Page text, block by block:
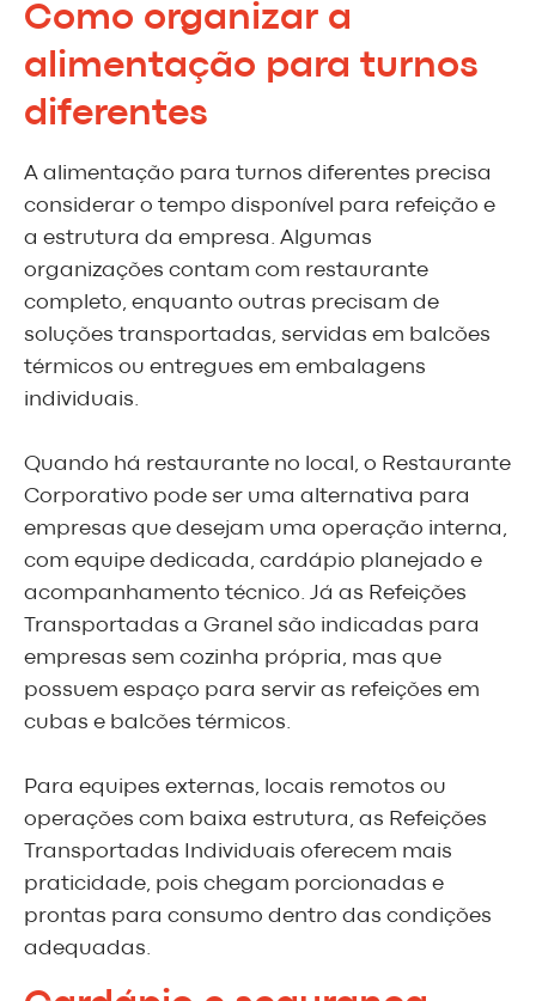
Como organizar a
alimentação para turnos
diferentes
A alimentação para turnos diferentes precisa
considerar o tempo disponível para refeição e
a estrutura da empresa. Algumas
organizações contam com restaurante
completo, enquanto outras precisam de
soluções transportadas, servidas em balcões
térmicos ou entregues em embalagens
individuais.
Quando há restaurante no local, o Restaurante
Corporativo pode ser uma alternativa para
empresas que desejam uma operação interna,
com equipe dedicada, cardápio planejado e
acompanhamento técnico. Já as Refeições
Transportadas a Granel são indicadas para
empresas sem cozinha própria, mas que
possuem espaço para servir as refeições em
cubas e balcões térmicos.
Para equipes externas, locais remotos ou
operações com baixa estrutura, as Refeições
Transportadas Individuais oferecem mais
praticidade, pois chegam porcionadas e
prontas para consumo dentro das condições
adequadas.